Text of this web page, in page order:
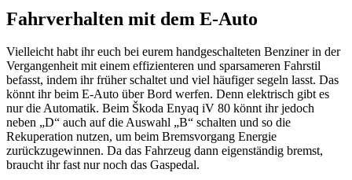
Fahrverhalten mit dem E-Auto
Vielleicht habt ihr euch bei eurem handgeschalteten Benziner in der
Vergangenheit mit einem effizienteren und sparsameren Fahrstil
befasst, indem ihr früher schaltet und viel häufiger segeln lasst. Das
könnt ihr beim E-Auto über Bord werfen. Denn elektrisch gibt es
nur die Automatik. Beim Škoda Enyaq iV 80 könnt ihr jedoch
neben „D“ auch auf die Auswahl „B“ schalten und so die
Rekuperation nutzen, um beim Bremsvorgang Energie
zurückzugewinnen. Da das Fahrzeug dann eigenständig bremst,
braucht ihr fast nur noch das Gaspedal.